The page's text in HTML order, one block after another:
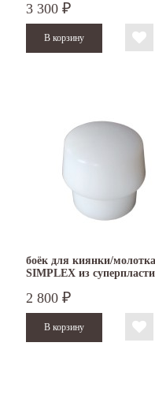
3 300 ₽
боёк для киянки/молотка
SIMPLEX из
2 800 ₽